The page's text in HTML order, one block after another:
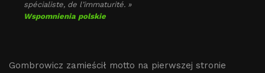
spécialiste, de l’immaturité. »
Wspomnienia polskie
Gombrowicz zamieścił motto na pierwszej stronie